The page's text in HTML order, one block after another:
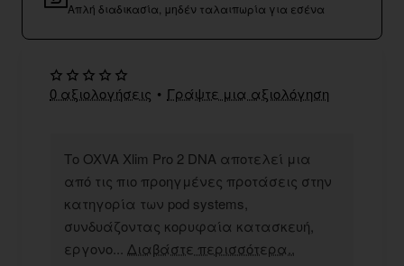
Απλή διαδικασία, μηδέν ταλαιπωρία για εσένα
Το OXVA Xlim Pro 2 DNA αποτελεί μια
από τις πιο προηγμένες προτάσεις στην
κατηγορία των pod systems,
συνδυάζοντας κορυφαία κατασκευή,
εργονο... Διαβάστε περισσότερα..
0 αξιολογήσεις • Γράψτε μια αξιολόγηση